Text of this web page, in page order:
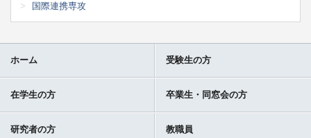
国際連携専攻
ホーム 受験生の方
在学生の方 卒業生・同窓会の方
研究者の方 教職員